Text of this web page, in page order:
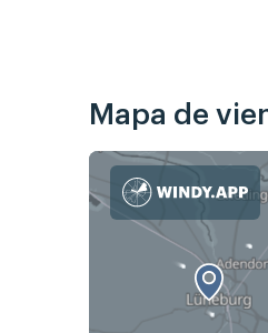
Mapa de